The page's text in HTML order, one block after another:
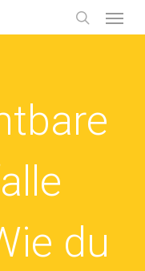
search
du